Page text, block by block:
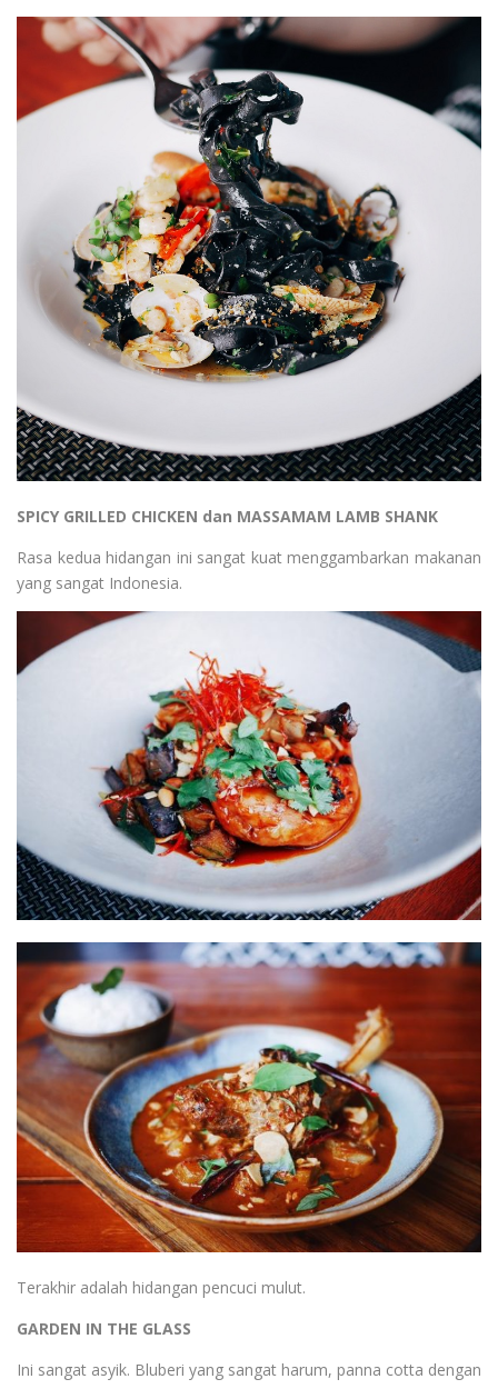
SPICY GRILLED CHICKEN dan MASSAMAM LAMB SHANK
Rasa kedua hidangan ini sangat kuat menggambarkan makanan
yang sangat Indonesia.
Terakhir adalah hidangan pencuci mulut.
GARDEN IN THE GLASS
Ini sangat asyik. Bluberi yang sangat harum, panna cotta dengan